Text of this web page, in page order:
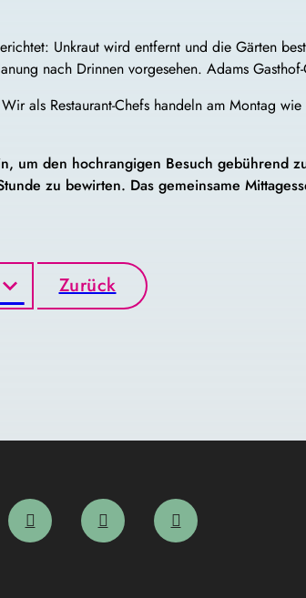
Unkraut wird entfernt und die Gärten
nach Drinnen vorgesehen. Adams
als Restaurant-Chefs handeln am Montag
um den hochrangigen Besuch gebührend
zu bewirten. Das gemeinsame
Zurück